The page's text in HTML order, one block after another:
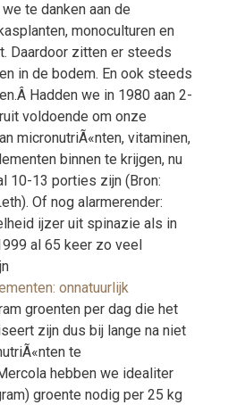
te danken aan de
monoculturen en
Daardoor zitten er steeds
in de bodem. En ook steeds
Hadden we in 1980 aan 2-
voldoende om onze
micronutriÃ«nten, vitaminen,
binnen te krijgen, nu
10-13 porties zijn (Bron:
Of nog alarmerender:
ijzer uit spinazie als in
al 65 keer zo veel
onnatuurlijk
groenten per dag die het
zijn dus bij lange na niet
te
hebben we idealiter
groente nodig per 25 kg